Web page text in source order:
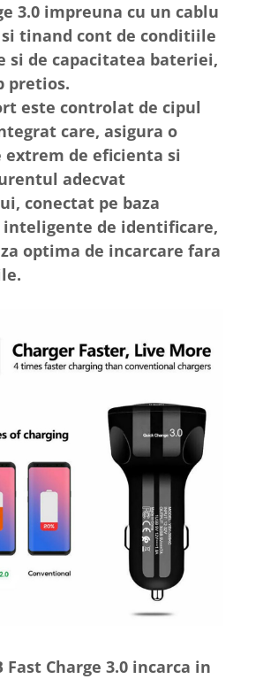
3.0 impreuna cu un cablu
tinand cont de conditiile
si de capacitatea bateriei,
pretios.
este controlat de cipul
care, asigura o
de eficienta si
adecvat
conectat pe baza
de identificare,
optima de incarcare fara
Fast Charge 3.0 incarca in